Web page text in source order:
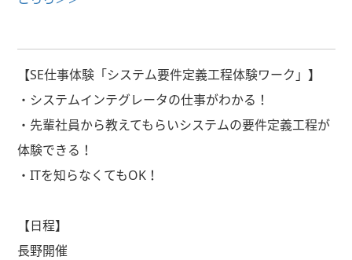
【SE仕事体験「システム要件定義工程体験ワーク」】
・システムインテグレータの仕事がわかる！
・先輩社員から教えてもらいシステムの要件定義工程が
体験できる！
・ITを知らなくてもOK！
【日程】
長野開催